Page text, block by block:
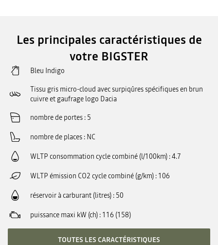
Les principales caractéristiques de
votre BIGSTER
Bleu Indigo
Tissu gris micro-cloud avec surpiqûres spécifiques en brun
cuivre et gaufrage logo Dacia
nombre de portes 5
nombre de places NC
WLTP consommation cycle combiné (l/100km) 4.7
WLTP émission CO2 cycle combiné (g/km) 106
réservoir à carburant (litres) 50
puissance maxi kW (ch) 116 (158)
TOUTES LES CARACTÉRISTIQUES